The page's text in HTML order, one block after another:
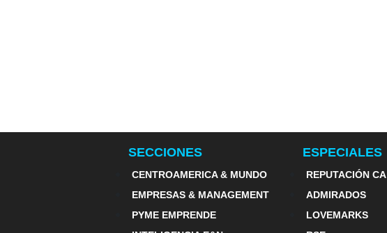
SECCIONES
CENTROAMERICA & MUNDO
EMPRESAS & MANAGEMENT
PYME EMPRENDE
ESPECIALES
REPUTACIÓN CA
ADMIRADOS
LOVEMARKS